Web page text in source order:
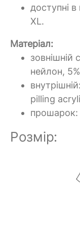
доступні
XL.
Матеріал:
зовнішній
нейлон,
внутрішній:
pilling
прошарок:
Розмір: